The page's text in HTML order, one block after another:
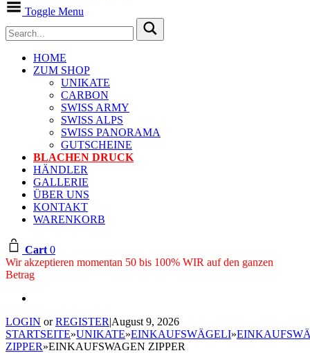
Toggle Menu
HOME
ZUM SHOP
UNIKATE
CARBON
SWISS ARMY
SWISS ALPS
SWISS PANORAMA
GUTSCHEINE
BLACHEN DRUCK
HÄNDLER
GALLERIE
ÜBER UNS
KONTAKT
WARENKORB
Cart 0
Wir akzeptieren momentan 50 bis 100% WIR auf den ganzen
Betrag
LOGIN orREGISTER|August 9, 2026
STARTSEITE»UNIKATE»EINKAUFSWÄGELI»
ZIPPER»EINKAUFSWAGEN ZIPPER